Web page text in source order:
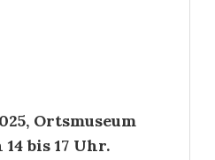
Ortsmuseum
bis 17 Uhr.